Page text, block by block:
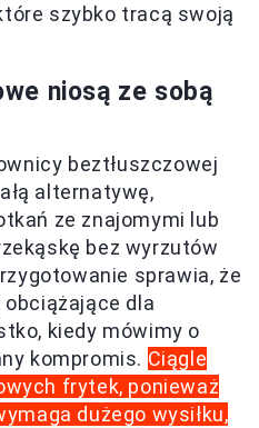
szybko tracą swoją
niosą ze sobą
beztłuszczowej
alternatywę,
ze znajomymi lub
bez wyrzutów
sprawia, że
dla
kiedy mówimy o
kompromis. Ciągle
frytek, ponieważ
dużego wysiłku,